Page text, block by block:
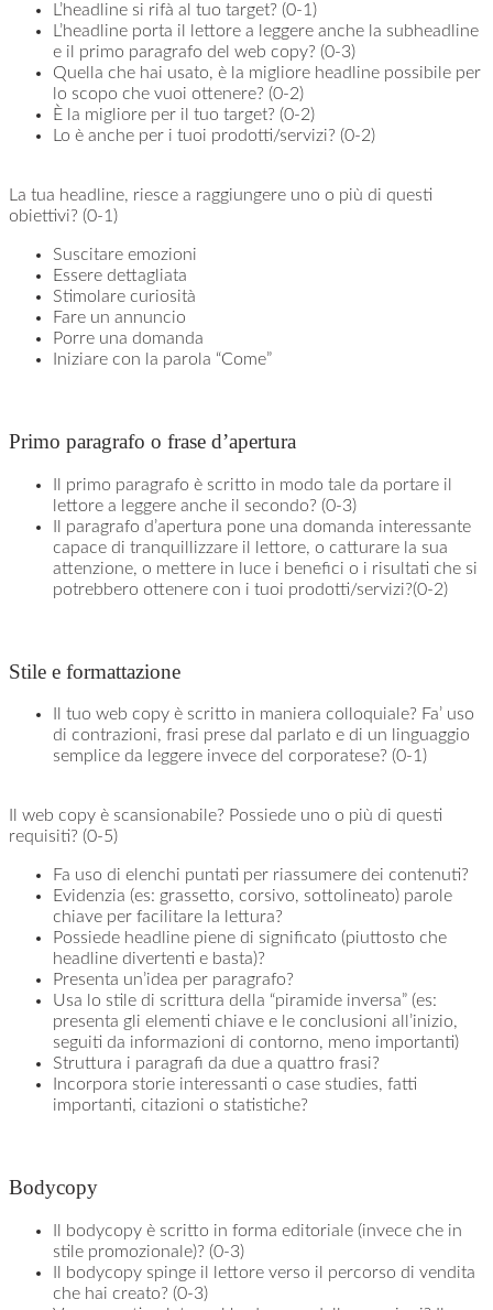
L’headline si rifà al tuo target? (0-1)
L’headline porta il lettore a leggere anche la subheadline
e il primo paragrafo del web copy? (0-3)
Quella che hai usato, è la migliore headline possibile per
lo scopo che vuoi ottenere? (0-2)
È la migliore per il tuo target? (0-2)
Lo è anche per i tuoi prodotti/servizi? (0-2)
La tua headline, riesce a raggiungere uno o più di questi
obiettivi? (0-1)
Suscitare emozioni
Essere dettagliata
Stimolare curiosità
Fare un annuncio
Porre una domanda
Iniziare con la parola “Come”
Primo paragrafo o frase d’apertura
Il primo paragrafo è scritto in modo tale da portare il
lettore a leggere anche il secondo? (0-3)
Il paragrafo d’apertura pone una domanda interessante
capace di tranquillizzare il lettore, o catturare la sua
attenzione, o mettere in luce i benefici o i risultati che si
potrebbero ottenere con i tuoi prodotti/servizi?(0-2)
Stile e formattazione
Il tuo web copy è scritto in maniera colloquiale? Fa’ uso
di contrazioni, frasi prese dal parlato e di un linguaggio
semplice da leggere invece del corporatese? (0-1)
Il web copy è scansionabile? Possiede uno o più di questi
requisiti? (0-5)
Fa uso di elenchi puntati per riassumere dei contenuti?
Evidenzia (es: grassetto, corsivo, sottolineato) parole
chiave per facilitare la lettura?
Possiede headline piene di significato (piuttosto che
headline divertenti e basta)?
Presenta un’idea per paragrafo?
Usa lo stile di scrittura della “piramide inversa” (es:
presenta gli elementi chiave e le conclusioni all’inizio,
seguiti da informazioni di contorno, meno importanti)
Struttura i paragrafi da due a quattro frasi?
Incorpora storie interessanti o case studies, fatti
importanti, citazioni o statistiche?
Bodycopy
Il bodycopy è scritto in forma editoriale (invece che in
stile promozionale)? (0-3)
Il bodycopy spinge il lettore verso il percorso di vendita
che hai creato? (0-3)